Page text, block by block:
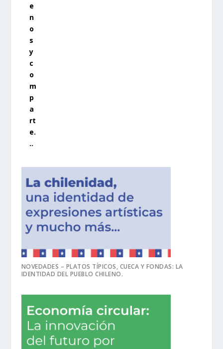
e
n
o
s
y
c
o
m
p
a
rt
e.
..
NOVEDADES – PLATOS TÍPICOS, CUECA Y FONDAS: LA
IDENTIDAD DEL PUEBLO CHILENO.